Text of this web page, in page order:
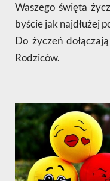
Waszego święta
byście jak najdłużej
Do życzeń
Rodziców.